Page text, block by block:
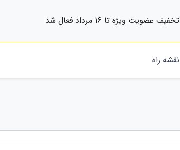
تخفیف عضویت ویژه تا 16 مرداد فعال شد
نقشه راه